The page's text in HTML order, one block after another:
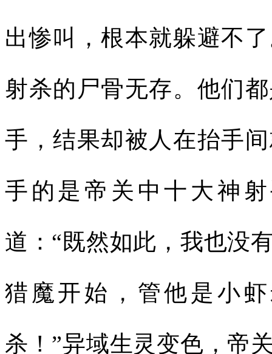
出惨叫，根本就躲避不
射杀的尸骨无存。他们
手，结果却被人在抬手
手的是帝关中十大神
道：“既然如此，我也没
猎魔开始，管他是小
杀！”异域生灵变色，帝